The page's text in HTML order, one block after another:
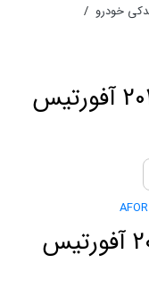
خودرو /
لنت ترمز عقب اپتیما 2012 آفورتیس
لنت ترمز عقب اپتیما 2012 آفورتیس